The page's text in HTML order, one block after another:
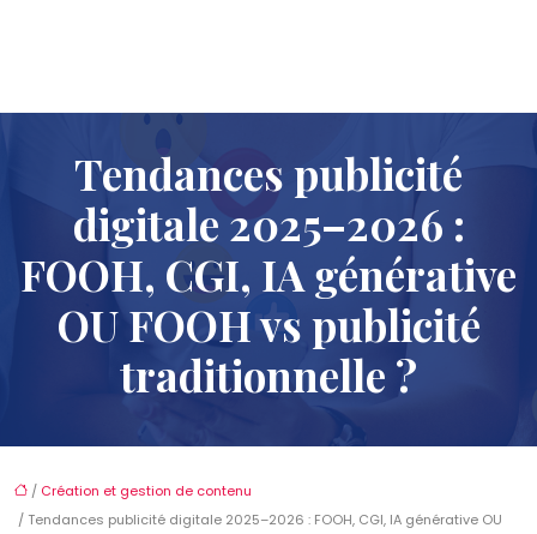
Tendances publicité
digitale 2025–2026 :
FOOH, CGI, IA générative
OU FOOH vs publicité
traditionnelle ?
/ Création et gestion de contenu
/ Tendances publicité digitale 2025–2026 : FOOH, CGI, IA générative OU